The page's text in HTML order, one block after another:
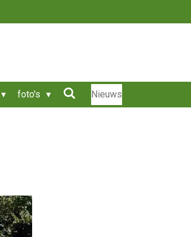
foto's Nieuws